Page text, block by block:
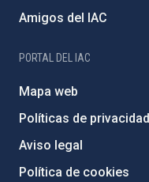
Amigos del IAC
PORTAL DEL IAC
Mapa web
Políticas de privacidad
Aviso legal
Política de cookies